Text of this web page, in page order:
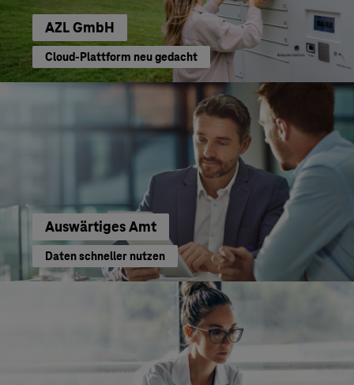
AZL GmbH
Cloud-Plattform neu gedacht
Auswärtiges Amt
Daten schneller nutzen